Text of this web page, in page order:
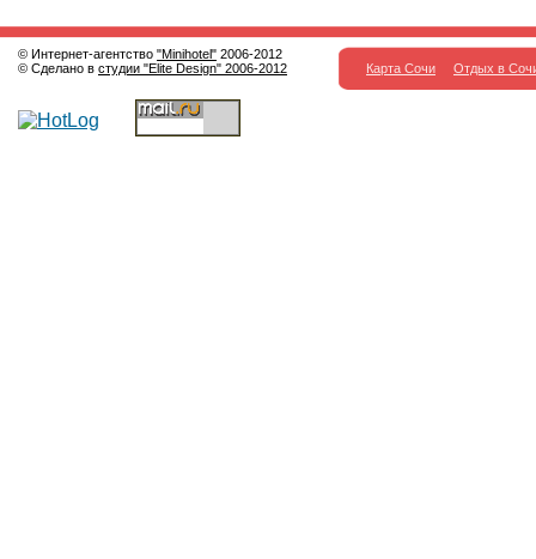
© Интернет-агентство "Minihotel" 2006-2012
© Сделано в студии "Elite Design" 2006-2012 Карта Сочи Отдых в